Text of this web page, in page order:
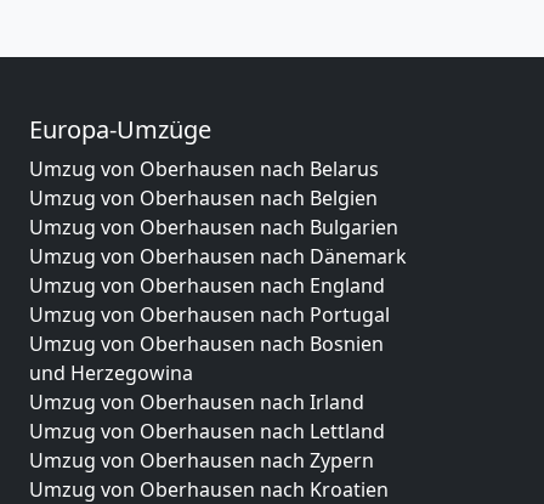
Europa-Umzüge
Umzug von Oberhausen nach Belarus
Umzug von Oberhausen nach Belgien
Umzug von Oberhausen nach Bulgarien
Umzug von Oberhausen nach Dänemark
Umzug von Oberhausen nach England
Umzug von Oberhausen nach Portugal
Umzug von Oberhausen nach Bosnien
und Herzegowina
Umzug von Oberhausen nach Irland
Umzug von Oberhausen nach Lettland
Umzug von Oberhausen nach Zypern
Umzug von Oberhausen nach Kroatien